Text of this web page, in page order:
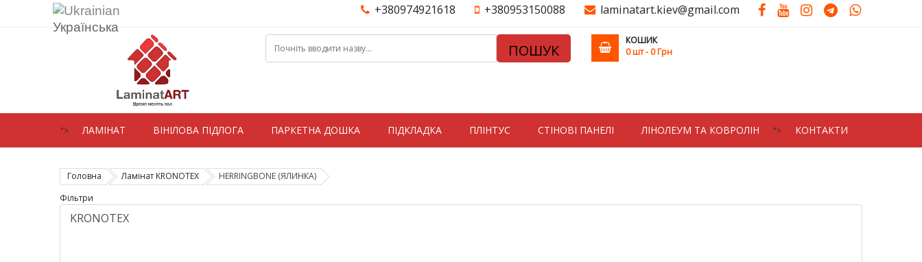
Українська
+380974921618 +380953150088 laminatart.kiev@gmail.com
ПОШУК
КОШИК
0шт- 0 Грн
"> ЛАМIНАТ ВIНIЛОВА ПІДЛОГА ПАРКЕТНА ДОШКА ПІДКЛАДКА ПЛІНТУС СТIНОВI ПАНЕЛI ЛIНОЛЕУМ ТА КОВРОЛIН "> КОНТАКТИ
Головна Ламінат KRONOTEX
HERRINGBONE (ЯЛИНКА)
Фільтри